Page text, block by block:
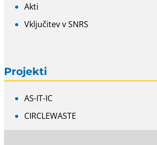
Akti
Vključitev v SNRS
Projekti
AS-IT-IC
CIRCLEWASTE